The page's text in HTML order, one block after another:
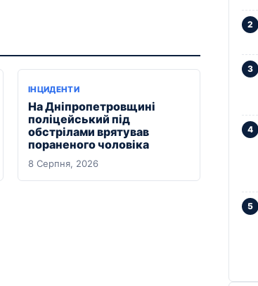
ІНЦИДЕНТИ
На Дніпропетровщині
поліцейський під
обстрілами врятував
пораненого чоловіка
8 Серпня, 2026